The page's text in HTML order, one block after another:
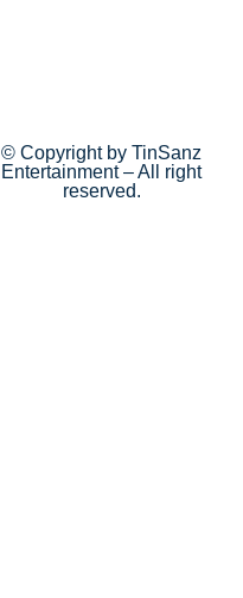
© Copyright by TinSanz
Entertainment – All right
reserved.